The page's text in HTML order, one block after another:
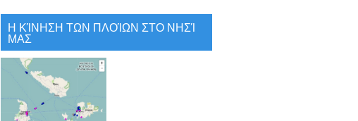
Η ΚΊΝΗΣΗ ΤΩΝ ΠΛΟΊΩΝ ΣΤΟ ΝΗΣΊ
ΜΑΣ